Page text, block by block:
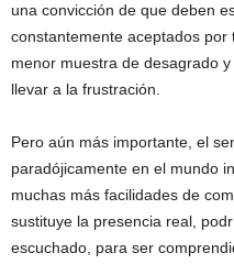
una convicción de que deben
constantemente aceptados por
menor muestra de desagrado
llevar a la frustración.
Pero aún más importante, el
paradójicamente en el mundo
muchas más facilidades de
sustituye la presencia real,
escuchado, para ser